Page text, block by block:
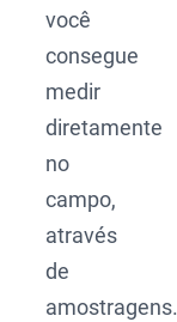
você
consegue
medir
diretamente
no
campo,
através
de
amostragens.